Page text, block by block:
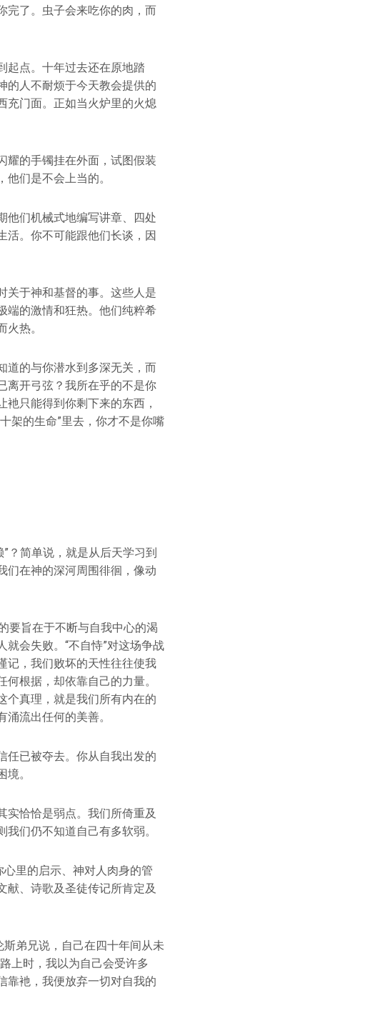
完了。虫子会来吃你的肉，而
起点。十年过去还在原地踏
的人不耐烦于今天教会提供的
充门面。正如当火炉里的火熄
耀的手镯挂在外面，试图假装
们是不会上当的。
他们机械式地编写讲章、四处
活。你不可能跟他们长谈，因
关于神和基督的事。这些人是
端的激情和狂热。他们纯粹希
热。
道的与你潜水到多深无关，而
离开弓弦？我所在乎的不是你
只能得到你剩下来的东西，
架的生命”里去，你才不是你嘴
”？简单说，就是从后天学习到
们在神的深河周围徘徊，像动
要旨在于不断与自我中心的渴
会失败。“不自恃”对这场争战
记，我们败坏的天性往往使我
根据，却依靠自己的力量。
个真理，就是我们所有内在的
流出任何的美善。
任已被夺去。你从自我出发的
。
实恰恰是弱点。我们所倚重及
们仍不知道自己有多软弱。
里的启示、神对人肉身的管
献、诗歌及圣徒传记所肯定及
弟兄说，自己在四十年间从未
上时，我以为自己会受许多
靠衪，我便放弃一切对自我的